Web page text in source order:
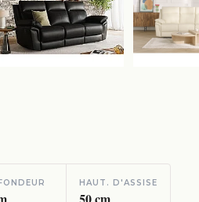
HAUT. D'ASSISE